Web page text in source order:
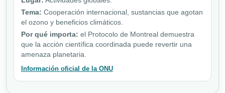
Tema: Cooperación internacional, sustancias que agotan
el ozono y beneficios climáticos.
Por qué importa: el Protocolo de Montreal demuestra
que la acción científica coordinada puede revertir una
amenaza planetaria.
Información oficial de la ONU